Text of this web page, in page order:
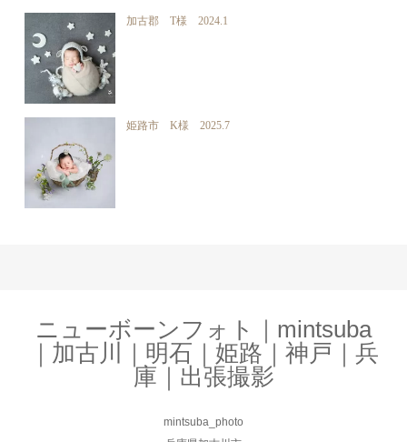
加古郡 T様 2024.1
姫路市 K様 2025.7
ニューボーンフォト｜mintsuba
｜加古川｜明石｜姫路｜神戸｜兵
庫｜出張撮影
mintsuba_photo